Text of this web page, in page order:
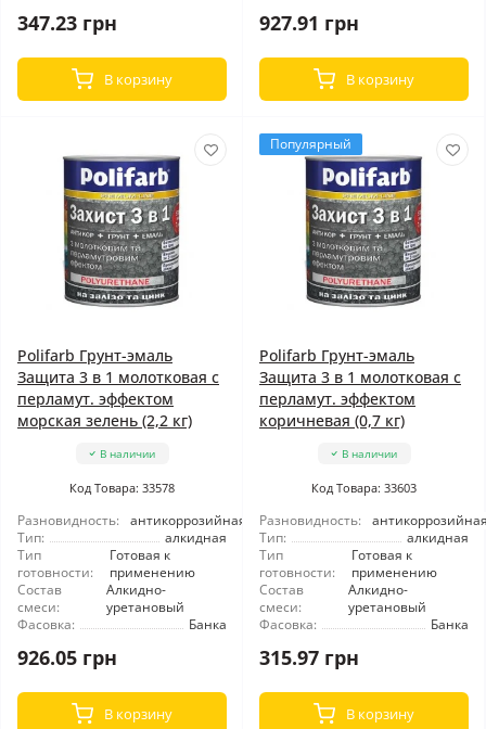
347.23 грн
В корзину
927.91 грн
В корзину
Polifarb Грунт-эмаль
Защита 3 в 1 молотковая с
перламут. эффектом
морская зелень (2,2 кг)
В наличии
Код Товара: 33578
Разновидность:
антикоррозийная
Тип:
алкидная
Тип
готовности:
Готовая к
применению
Состав
смеси:
Алкидно-
уретановый
Фасовка:
Банка
926.05 грн
В корзину
Популярный
Polifarb Грунт-эмаль
Защита 3 в 1 молотковая с
перламут. эффектом
коричневая (0,7 кг)
В наличии
Код Товара: 33603
Разновидность:
Тип:
алкидная
Тип
готовности:
Готовая к
применению
Состав
смеси:
Алкидно-
уретановый
Фасовка:
Банка
315.97 грн
В корзину